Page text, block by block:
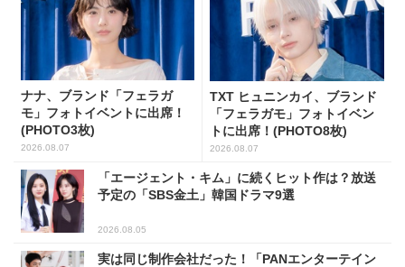
ナナ、ブランド「フェラガ
モ」フォトイベントに出席！
(PHOTO3枚)
2026.08.07
TXT ヒュニンカイ、ブランド
「フェラガモ」フォトイベン
トに出席！(PHOTO8枚)
2026.08.07
「エージェント・キム」に続くヒット作は？放送
予定の「SBS金土」韓国ドラマ9選
2026.08.05
実は同じ制作会社だった！「PANエンターテイン